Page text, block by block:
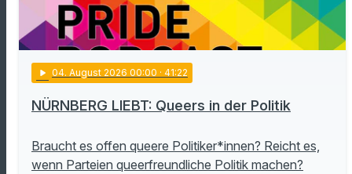
play_arrow 04. August 2026 00:00 · 41:22
NÜRNBERG LIEBT: Queers in der Politik
Braucht es offen queere Politiker*innen? Reicht es,
wenn Parteien queerfreundliche Politik machen?